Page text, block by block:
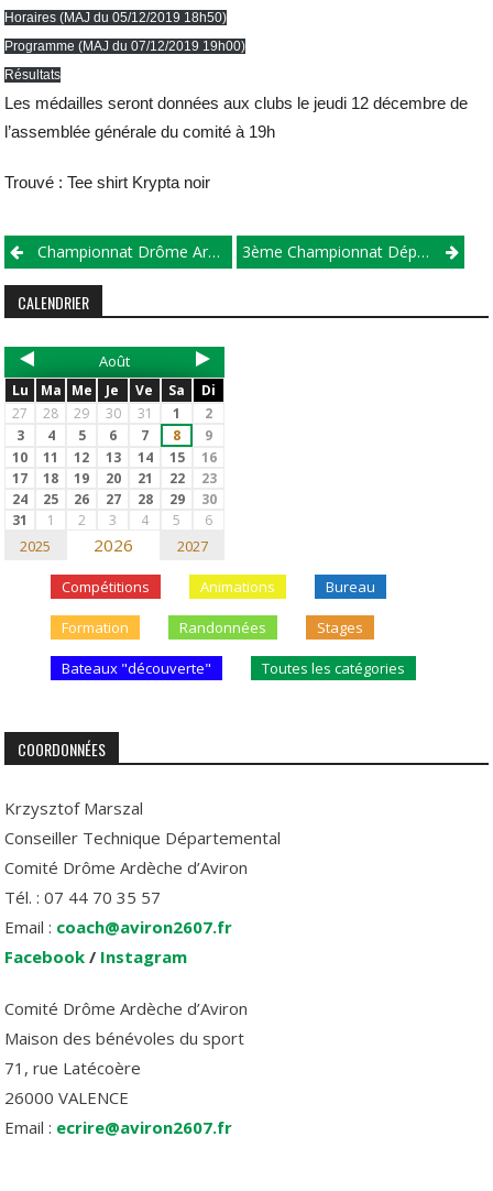
Horaires (MAJ du 05/12/2019 18h50)
Programme (MAJ du 07/12/2019 19h00)
Résultats
Les médailles seront données aux clubs le jeudi 12 décembre de
l’assemblée générale du comité à 19h
Trouvé : Tee shirt Krypta noir
Championnat Drôme Ardèche 2020 – Manche 2 3ème Championnat Départemental D’Aviron Indoor L’UGSEL 2019
CALENDRIER
Août
Lu Ma Me Je Ve Sa
Di
27
28 29 30 31 1
2
3
4 5 6 7 8
9
10
11 12 13 14 15
16
17
18 19 20 21 22
23
24
25 26 27 28 29
30
31
1 2 3 4 5 6
2025 2026 2027
Compétitions Animations Bureau
Formation Randonnées Stages
Bateaux "découverte" Toutes les catégories
COORDONNÉES
Krzysztof Marszal
Conseiller Technique Départemental
Comité Drôme Ardèche d’Aviron
Tél. : 07 44 70 35 57
Email : coach@aviron2607.fr
Facebook / Instagram
Comité Drôme Ardèche d’Aviron
Maison des bénévoles du sport
71, rue Latécoère
26000 VALENCE
Email : ecrire@aviron2607.fr